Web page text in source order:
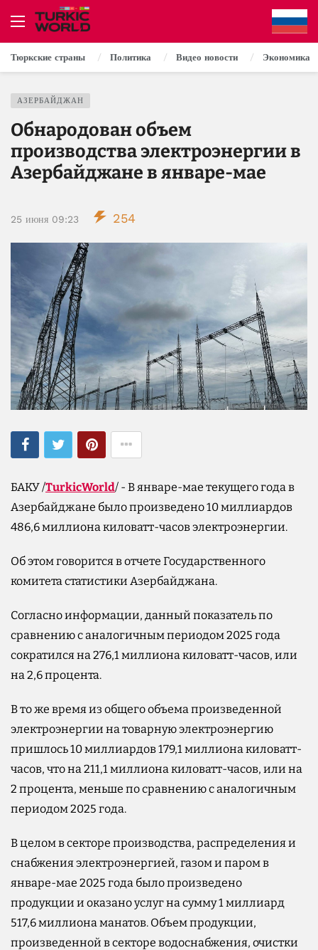
Тюркские страны Политика Видео новости Экономика
АЗЕРБАЙДЖАН
Обнародован объем
производства электроэнергии в
Азербайджане в январе-мае
25 июня 09:23 254
БАКУ /TurkicWorld/ - В январе-мае текущего года в
Азербайджане было произведено 10 миллиардов
486,6 миллиона киловатт-часов электроэнергии.
Об этом говорится в отчете Государственного
комитета статистики Азербайджана.
Согласно информации, данный показатель по
сравнению с аналогичным периодом 2025 года
сократился на 276,1 миллиона киловатт-часов, или
на 2,6 процента.
В то же время из общего объема произведенной
электроэнергии на товарную электроэнергию
пришлось 10 миллиардов 179,1 миллиона киловатт-
часов, что на 211,1 миллиона киловатт-часов, или на
2 процента, меньше по сравнению с аналогичным
периодом 2025 года.
В целом в секторе производства, распределения и
снабжения электроэнергией, газом и паром в
январе-мае 2025 года было произведено
продукции и оказано услуг на сумму 1 миллиард
517,6 миллиона манатов. Объем продукции,
произведенной в секторе водоснабжения, очистки